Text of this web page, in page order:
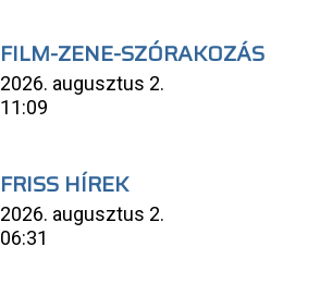
FILM-ZENE-SZÓRAKOZÁS
2026. augusztus 2.
11:09
FRISS HÍREK
2026. augusztus 2.
06:31